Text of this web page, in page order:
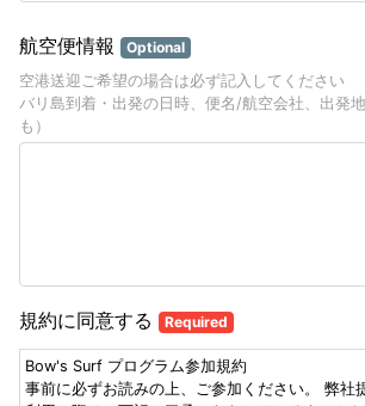
航空便情報 Optional
空港送迎ご希望の場合は必ず記入してください
バリ島到着・出発の日時、便名/航空会社、出発
も）
規約に同意する Required
Bow's Surf プログラム参加規約
事前に必ずお読みの上、ご参加ください。 弊社